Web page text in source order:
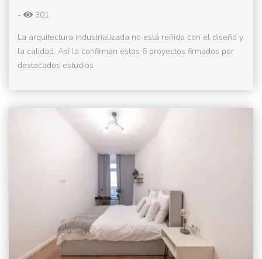
-
301
La arquitectura industrializada no está reñida con el diseño y
la calidad. Así lo confirman estos 6 proyectos firmados por
destacados estudios